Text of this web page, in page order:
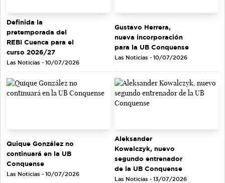
Definida la
pretemporada del
REBI Cuenca para el
curso 2026/27
Las Noticias - 10/07/2026
Gustavo Herrera,
nueva incorporación
para la UB Conquense
Las Noticias - 10/07/2026
Quique González no
continuará en la UB
Conquense
Las Noticias - 10/07/2026
Aleksander
Kowalczyk, nuevo
segundo entrenador
de la UB Conquense
Las Noticias - 13/07/2026